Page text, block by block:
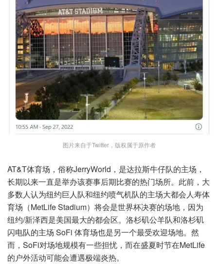
图片来自于Twitter，版权属于原作者
AT&T体育场，俗称JerryWorld，是达拉斯牛仔队的主场，
长期以来一直是举办该赛事后期比赛的热门场所。此前，大
多数人认为纽约巨人队和纽约喷气机队的主场大都会人寿体
育场（MetLife Stadium）将会是世界杯决赛的场地，因为
纽约/新泽西是美国最大的都会区。洛杉矶公羊队和洛杉矶
闪电队的主场 SoFi 体育场也是另一个最受欢迎场地。然
而，SoFi对场地规模有一些担忧，而在盛夏时节在MetLife
的户外活动可能会遭遇极端炎热。